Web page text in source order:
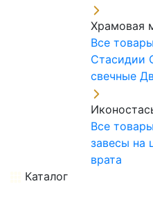
Храмовая
Все товары
Стасидии
свечные
Все товары
завесы на
врата
Каталог